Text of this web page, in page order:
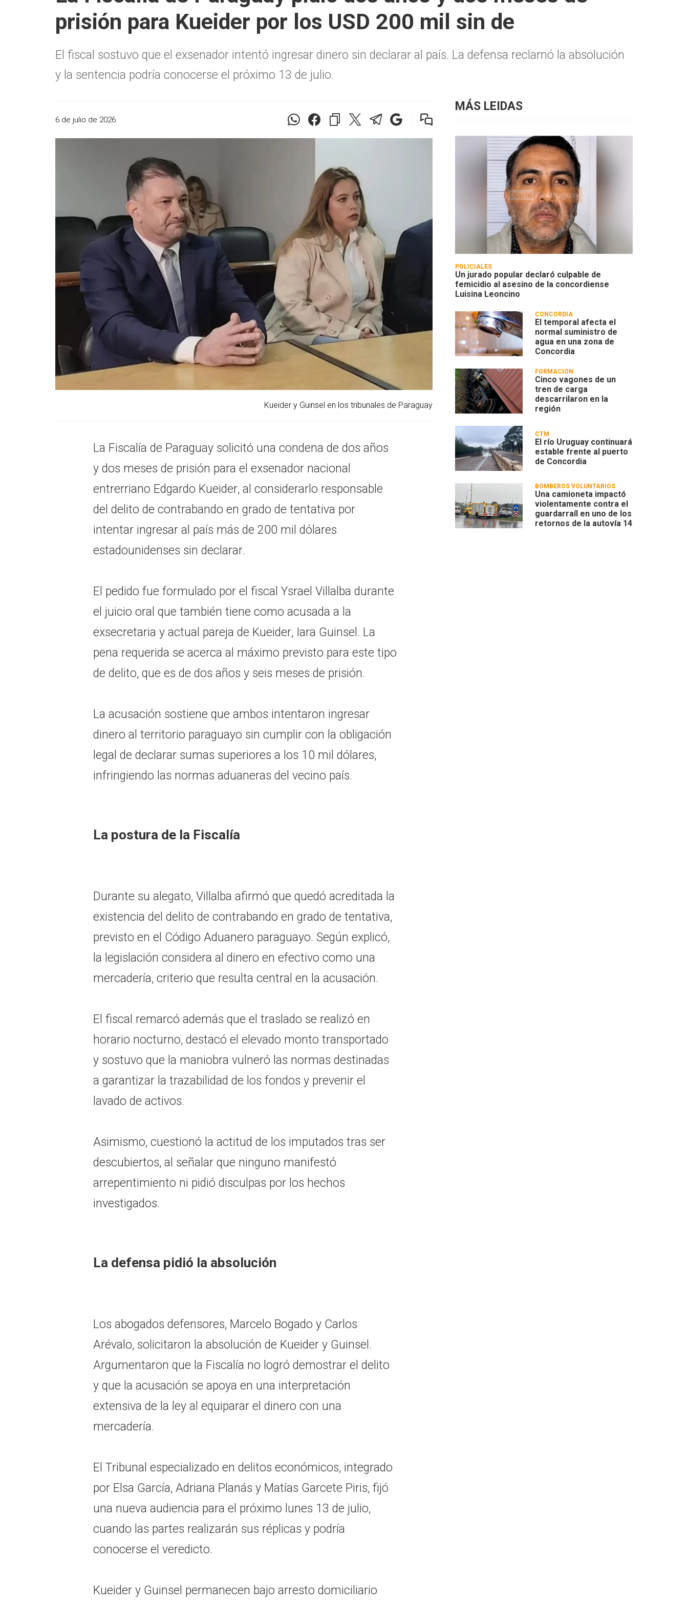
prisión para Kueider por los USD 200 mil sin de
El fiscal sostuvo que el exsenador intentó ingresar dinero sin declarar al país. La defensa reclamó la absolución
y la sentencia podría conocerse el próximo 13 de julio.
6 de julio de 2026
Kueider y Guinsel en los tribunales de Paraguay
La Fiscalía de Paraguay solicitó una condena de dos años
y dos meses de prisión para el exsenador nacional
entrerriano Edgardo Kueider, al considerarlo responsable
del delito de contrabando en grado de tentativa por
intentar ingresar al país más de 200 mil dólares
estadounidenses sin declarar.
El pedido fue formulado por el fiscal Ysrael Villalba durante
el juicio oral que también tiene como acusada a la
exsecretaria y actual pareja de Kueider, Iara Guinsel. La
pena requerida se acerca al máximo previsto para este tipo
de delito, que es de dos años y seis meses de prisión.
La acusación sostiene que ambos intentaron ingresar
dinero al territorio paraguayo sin cumplir con la obligación
legal de declarar sumas superiores a los 10 mil dólares,
infringiendo las normas aduaneras del vecino país.
La postura de la Fiscalía
Durante su alegato, Villalba afirmó que quedó acreditada la
existencia del delito de contrabando en grado de tentativa,
previsto en el Código Aduanero paraguayo. Según explicó,
la legislación considera al dinero en efectivo como una
mercadería, criterio que resulta central en la acusación.
El fiscal remarcó además que el traslado se realizó en
horario nocturno, destacó el elevado monto transportado
y sostuvo que la maniobra vulneró las normas destinadas
a garantizar la trazabilidad de los fondos y prevenir el
lavado de activos.
Asimismo, cuestionó la actitud de los imputados tras ser
descubiertos, al señalar que ninguno manifestó
arrepentimiento ni pidió disculpas por los hechos
investigados.
La defensa pidió la absolución
Los abogados defensores, Marcelo Bogado y Carlos
Arévalo, solicitaron la absolución de Kueider y Guinsel.
Argumentaron que la Fiscalía no logró demostrar el delito
y que la acusación se apoya en una interpretación
extensiva de la ley al equiparar el dinero con una
mercadería.
El Tribunal especializado en delitos económicos, integrado
por Elsa García, Adriana Planás y Matías Garcete Piris, fijó
una nueva audiencia para el próximo lunes 13 de julio,
cuando las partes realizarán sus réplicas y podría
conocerse el veredicto.
Kueider y Guinsel permanecen bajo arresto domiciliario
MÁS LEIDAS
POLICIALES
Un jurado popular declaró culpable de
femicidio al asesino de la concordiense
Luisina Leoncino
CONCORDIA
El temporal afecta el
normal suministro de
agua en una zona de
Concordia
FORMACIÓN
Cinco vagones de un
tren de carga
descarrilaron en la
región
CTM
El río Uruguay continuará
estable frente al puerto
de Concordia
BOMBEROS VOLUNTARIOS
Una camioneta impactó
violentamente contra el
guardarraíl en uno de los
retornos de la autovía 14